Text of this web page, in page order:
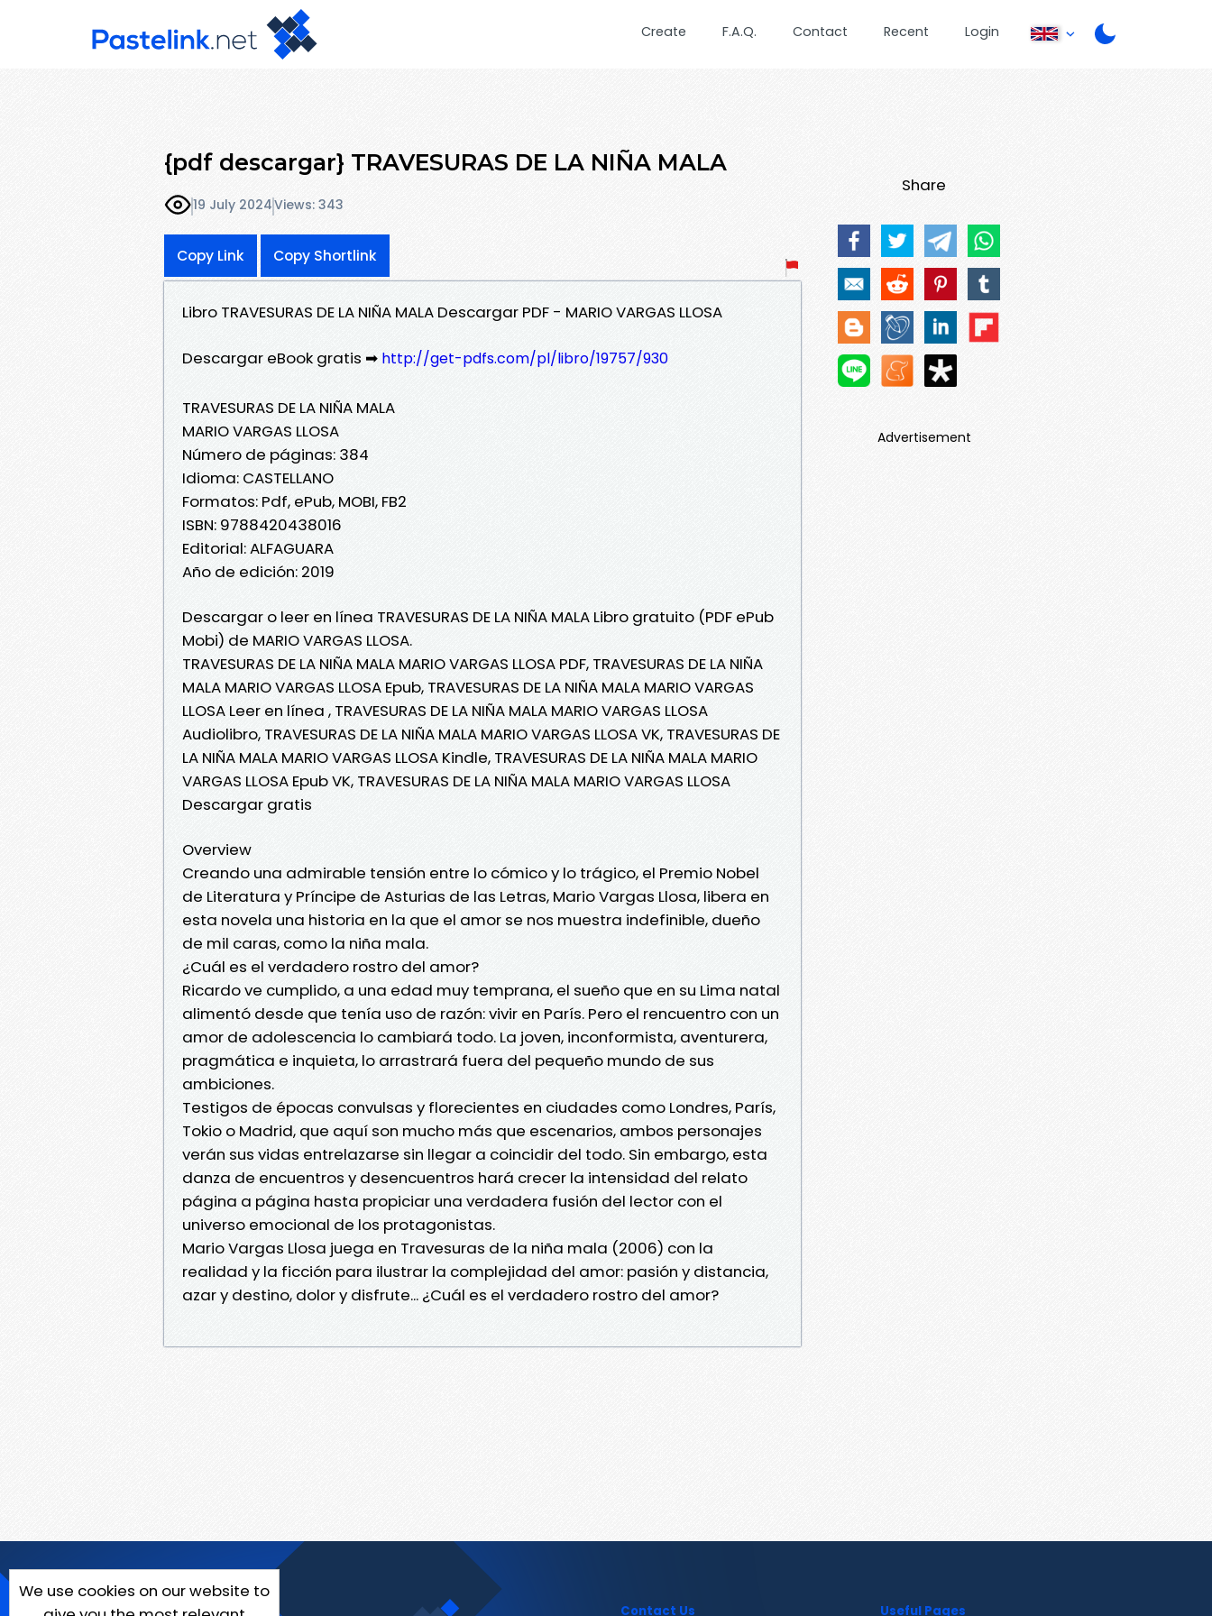
Create F.A.Q. Contact Recent Login
{pdf descargar} TRAVESURAS DE LA NIÑA MALA
19 July 2024Views: 343
Copy Link Copy Shortlink
Libro TRAVESURAS DE LA NIÑA MALA Descargar PDF - MARIO VARGAS LLOSA
Descargar eBook gratis ➡ http://get-pdfs.com/pl/libro/19757/930
TRAVESURAS DE LA NIÑA MALA
MARIO VARGAS LLOSA
Número de páginas: 384
Idioma: CASTELLANO
Formatos: Pdf, ePub, MOBI, FB2
ISBN: 9788420438016
Editorial: ALFAGUARA
Año de edición: 2019
Descargar o leer en línea TRAVESURAS DE LA NIÑA MALA Libro gratuito (PDF ePub
Mobi) de MARIO VARGAS LLOSA.
TRAVESURAS DE LA NIÑA MALA MARIO VARGAS LLOSA PDF, TRAVESURAS DE LA NIÑA
MALA MARIO VARGAS LLOSA Epub, TRAVESURAS DE LA NIÑA MALA MARIO VARGAS
LLOSA Leer en línea , TRAVESURAS DE LA NIÑA MALA MARIO VARGAS LLOSA
Audiolibro, TRAVESURAS DE LA NIÑA MALA MARIO VARGAS LLOSA VK, TRAVESURAS DE
LA NIÑA MALA MARIO VARGAS LLOSA Kindle, TRAVESURAS DE LA NIÑA MALA MARIO
VARGAS LLOSA Epub VK, TRAVESURAS DE LA NIÑA MALA MARIO VARGAS LLOSA
Descargar gratis
Overview
Creando una admirable tensión entre lo cómico y lo trágico, el Premio Nobel
de Literatura y Príncipe de Asturias de las Letras, Mario Vargas Llosa, libera en
esta novela una historia en la que el amor se nos muestra indefinible, dueño
de mil caras, como la niña mala.
¿Cuál es el verdadero rostro del amor?
Ricardo ve cumplido, a una edad muy temprana, el sueño que en su Lima natal
alimentó desde que tenía uso de razón: vivir en París. Pero el rencuentro con un
amor de adolescencia lo cambiará todo. La joven, inconformista, aventurera,
pragmática e inquieta, lo arrastrará fuera del pequeño mundo de sus
ambiciones.
Testigos de épocas convulsas y florecientes en ciudades como Londres, París,
Tokio o Madrid, que aquí son mucho más que escenarios, ambos personajes
verán sus vidas entrelazarse sin llegar a coincidir del todo. Sin embargo, esta
danza de encuentros y desencuentros hará crecer la intensidad del relato
página a página hasta propiciar una verdadera fusión del lector con el
universo emocional de los protagonistas.
Mario Vargas Llosa juega en Travesuras de la niña mala (2006) con la
realidad y la ficción para ilustrar la complejidad del amor: pasión y distancia,
azar y destino, dolor y disfrute... ¿Cuál es el verdadero rostro del amor?
Share
Advertisement
We use cookies on our website to
Contact Us Useful Pages